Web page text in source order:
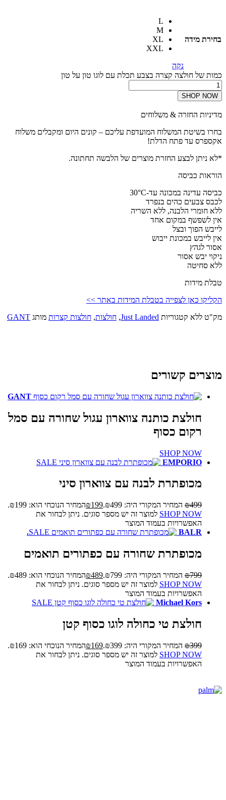
בחירת מידה
L
M
XL
XXL
נקה
כמות של חולצה קצרה בצבע תכלת עם לוגו טון על טון
SHOP NOW
מדיניות החזרה & משלוחים
בחרו בשיטת המשלוח המועדפת עליכם – קונים היום ומקבלים משלוח
אקספרס עד פתח הדלת!
*לא ניתן לבצע החזרת מוצרים של הלבשה תחתונה.
הוראות כביסה
כביסה עדינה במכונה עד-30°C
לכבס צבעים כהים בנפרד
ללא חומרי הלבנה, ללא השריה
אין לשפשף במקום אחד
לייבש הפוך ובצל
אין לייבש במכונת ייבוש
אסור לגהץ
ניקוי יבש אסור
ללא סחיטה
טבלת מידות
הקליקו כאן לצפייה בטבלת המידות באתר >>
מק"ט ללא קטגוריות Just Landed
, חולצות, חולצות קצרות מותג GANT
מוצרים קשורים
GANT
חולצת כותנה צווארון עגול שחורה עם סמל
רקום כסוף
SHOP NOW
SALE
EMPORIO
מכופתרת לבנה עם צווארון סיני
₪499 המחיר המקורי היה: ₪499. ₪199
המחיר הנוכחי הוא: ₪199.
SHOP NOW למוצר זה יש מספר סוגים. ניתן לבחור את
האפשרויות בעמוד המוצר
SALE
BALR.
מכופתרת שחורה עם כפתורים תואמים
₪799 המחיר המקורי היה: ₪799. ₪489
המחיר הנוכחי הוא: ₪489.
SHOP NOW למוצר זה יש מספר סוגים. ניתן לבחור את
האפשרויות בעמוד המוצר
SALE
Michael Kors
חולצת טי כחולה לוגו כסוף קטן
₪399 המחיר המקורי היה: ₪399. ₪169
המחיר הנוכחי הוא: ₪169.
SHOP NOW למוצר זה יש מספר סוגים. ניתן לבחור את
האפשרויות בעמוד המוצר